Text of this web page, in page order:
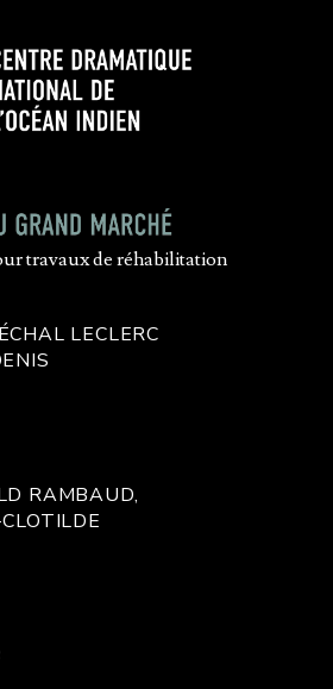
travaux de réhabilitation
LECLERC
RAMBAUD,